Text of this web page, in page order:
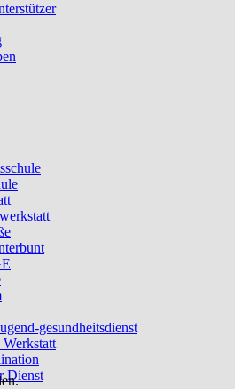
gesundheitsdienst
Werkstatt
Dienst